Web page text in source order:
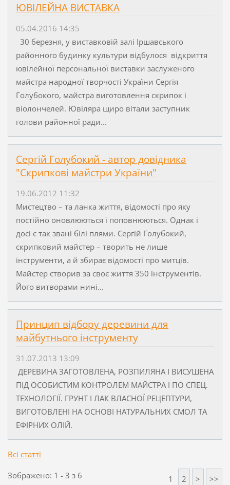
ЮВІЛЕЙНА ВИСТАВКА
05.04.2016 14:35
30 березня, у виставковій залі Іршавського
районного будинку культури відбулося відкриття
ювілейної персональної виставки заслуженого
майстра народної творчості України Сергія
Голубокого, майстра виготовлення скрипок і
віолончелей. Ювіляра щиро вітали заступник
голови районної ради...
Сергій Голубокий - автор довідника
"Скрипкові майстри України"
19.06.2012 11:32
Мистецтво – та ланка життя, відомості про яку
постійно оновлюються і поповнюються. Однак і
досі є так звані білі плями. Сергій Голубокий,
скрипковий майстер – творить не лише
інструменти, а й збирає відомості про митців.
Майстер створив за своє життя 350 інструментів.
Його витворами нині...
Принцип відбору деревини для
майбутнього інструменту
31.07.2013 13:09
ДЕРЕВИНА ЗАГОТОВЛЕНА, РОЗПИЛЯНА І ВИСУШЕНА
ПІД ОСОБИСТИМ КОНТРОЛЕМ МАЙСТРА І ПО СПЕЦ.
ТЕХНОЛОГІЇ. ГРУНТ І ЛАК ВЛАСНОЇ РЕЦЕПТУРИ,
ВИГОТОВЛЕНІ НА ОСНОВІ НАТУРАЛЬНИХ СМОЛ ТА
ЕФІРНИХ ОЛІЙ.
Всі статті
Зображено: 1 - 3 з 6 1 2 > >>